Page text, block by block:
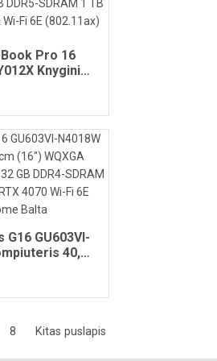
Pro 16
Knyginis
Lietimui
Intel® Core™
SDRAM
3000 Ada Wi-
11 Pro
G16 GU603VI-
40,6
Core™ i9 i9-
1 TB
RTX 4070 Wi-
8 Kitas puslapis